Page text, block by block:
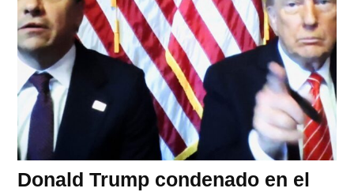
Donald Trump condenado en el